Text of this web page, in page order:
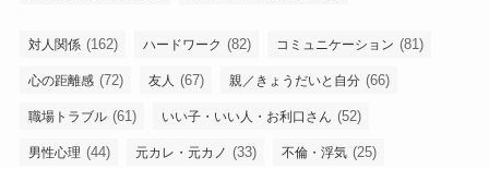
対人関係 (162) ハードワーク (82) コミュニケーション (81)
心の距離感 (72) 友人 (67) 親／きょうだいと自分 (66)
職場トラブル (61) いい子・いい人・お利口さん (52)
男性心理 (44) 元カレ・元カノ (33) 不倫・浮気 (25)